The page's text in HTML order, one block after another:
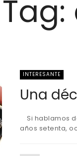
INTERESANTE
Una
Si hablamos
años setenta,